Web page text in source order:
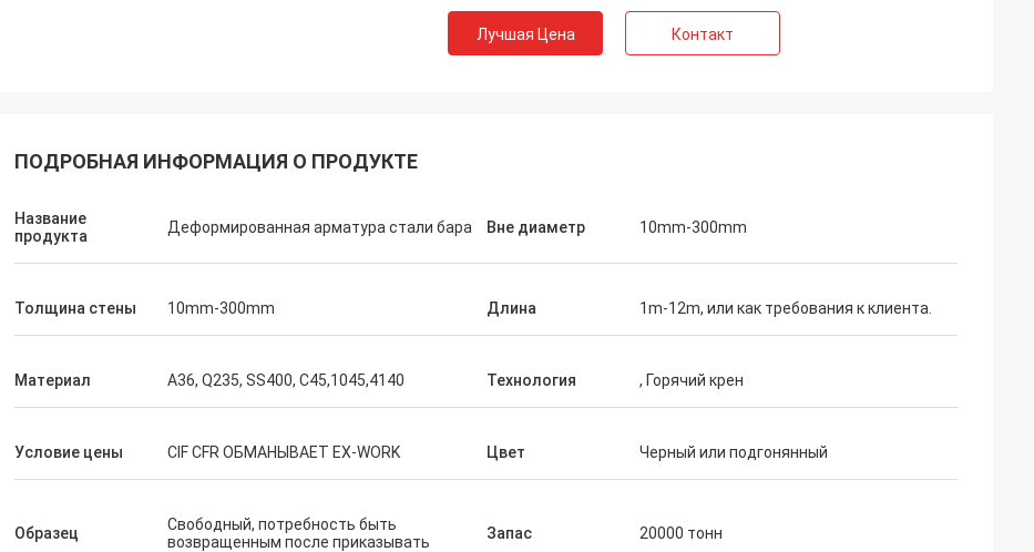
Hovig Аллан
клиент повторения она знала наши
даже без меня спрашивая. Тщательно
порекомендуйте общаться с ей и этой
удовлетворяем товары чего мы
приказали и это наш заказ второго раза.
Лучшая Цена Контакт
ПОДРОБНАЯ ИНФОРМАЦИЯ О ПРОДУКТЕ
Название
продукта
Деформированная арматура стали бара Вне диаметр 10mm-300mm
Толщина стены 10mm-300mm Длина 1m-12m, или как требования к клиента.
Материал A36, Q235, SS400, C45,1045,4140 Технология , Горячий крен
Условие цены CIF CFR ОБМАНЫВАЕТ EX-WORK Цвет Черный или подгонянный
Образец
Свободный, потребность быть
возвращенным после приказывать
Запас 20000 тонн